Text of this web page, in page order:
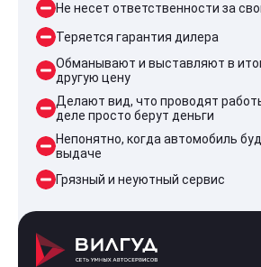
Не несет ответственности за
Теряется гарантия дилера
Обманывают и выставляют в
другую цену
Делают вид, что проводят
деле просто берут деньги
Непонятно, когда автомобиль
выдаче
Грязный и неуютный сервис